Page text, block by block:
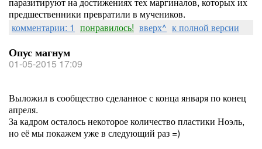
предшественники превратили в мучеников.
комментарии: 1 понравилось! вверх^ к полной версии
Опус магнум
01-05-2015 17:09
Выложил в сообщество сделанное с конца января по конец
апреля.
За кадром осталось некоторое количество пластики Ноэль,
но её мы покажем уже в следующий раз =)